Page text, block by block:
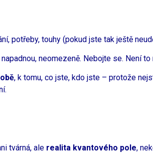
potřeby, touhy (pokud jste tak ještě
neomezeně. Nebojte se. Není
, k tomu, co jste, kdo jste – protože
tvárná, ale realita kvantového pole,